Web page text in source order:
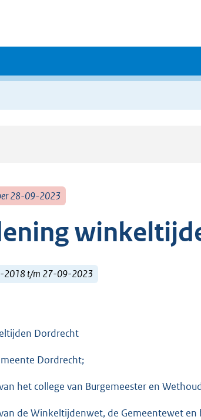
28-09-2023
2018 t/m 27-09-2023
Dordrecht
Dordrecht;
het college van Burgemeester en
de Winkeltijdenwet, de Gemeentewet